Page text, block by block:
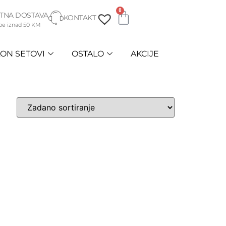
DOSTAVA
iznad 50 KM
KONTAKT
0
SETOVI OSTALO AKCIJE